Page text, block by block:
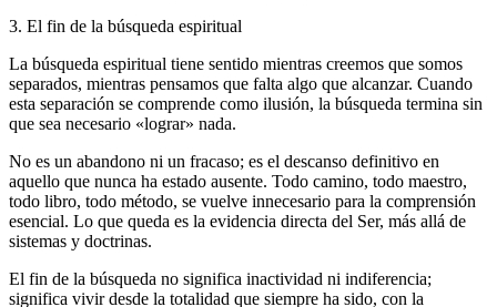
3. El fin de la búsqueda espiritual
La búsqueda espiritual tiene sentido mientras creemos que somos
separados, mientras pensamos que falta algo que alcanzar. Cuando
esta separación se comprende como ilusión, la búsqueda termina sin
que sea necesario «lograr» nada.
No es un abandono ni un fracaso; es el descanso definitivo en
aquello que nunca ha estado ausente. Todo camino, todo maestro,
todo libro, todo método, se vuelve innecesario para la comprensión
esencial. Lo que queda es la evidencia directa del Ser, más allá de
sistemas y doctrinas.
El fin de la búsqueda no significa inactividad ni indiferencia;
significa vivir desde la totalidad que siempre ha sido, con la